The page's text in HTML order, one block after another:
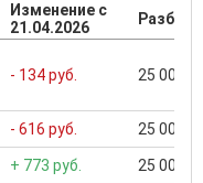
Изменение с
21.04.2026
- 134 руб. 25 000
- 616 руб. 25 000
+ 773 руб. 25 000